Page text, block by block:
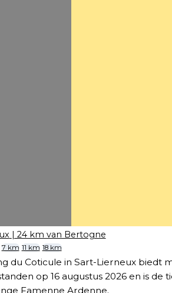
| 24 km van Bertogne
7 km 11 km 18 km
du Coticule in Sart-Lierneux biedt
op 16 augustus 2026 en is de
Famenne Ardenne.